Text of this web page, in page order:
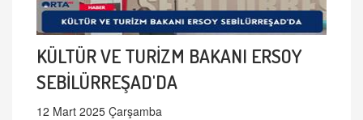
KÜLTÜR VE TURİZM BAKANI ERSOY
SEBİLÜRREŞAD'DA
12 Mart 2025 Çarşamba